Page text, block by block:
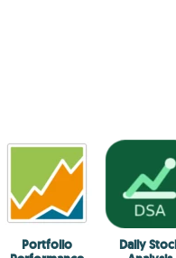
Portfolio
Daily